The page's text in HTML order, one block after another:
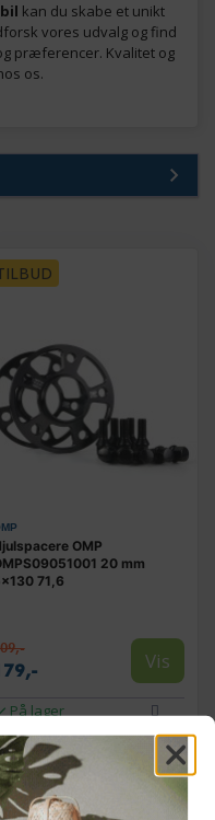
kan du skabe et unikt
vores udvalg og find
præferencer. Kvalitet og
os.
OMP
20 mm
71,6
Vis
På lager